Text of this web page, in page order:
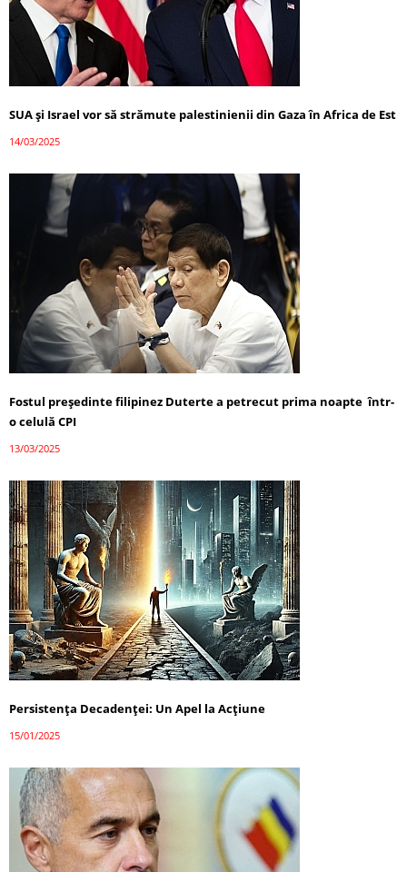
SUA și Israel vor să strămute palestinienii din Gaza în Africa de Est
14/03/2025
Fostul președinte filipinez Duterte a petrecut prima noapte într-
o celulă CPI
13/03/2025
Persistența Decadenței: Un Apel la Acțiune
15/01/2025